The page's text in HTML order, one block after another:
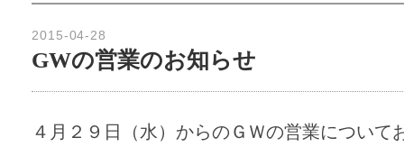
2015-04-28
GWの営業のお知らせ
４月２９日（水）からのＧＷの営業について